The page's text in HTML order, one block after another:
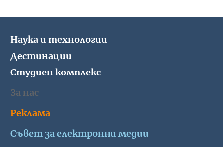
Наука и технологии
Дестинации
Студиен комплекс
За нас
Реклама
Съвет за електронни медии